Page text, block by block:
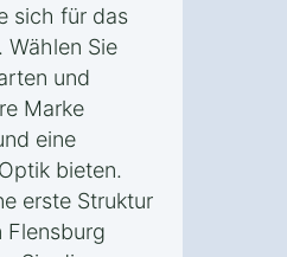
sich für das
Wählen Sie
und
Marke
eine
bieten.
erste Struktur
Flensburg